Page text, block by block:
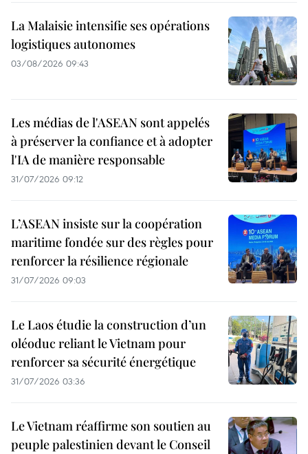
La Malaisie intensifie ses opérations
logistiques autonomes
03/08/2026 09:43
Les médias de l'ASEAN sont appelés
à préserver la confiance et à adopter
l'IA de manière responsable
31/07/2026 09:12
L’ASEAN insiste sur la coopération
maritime fondée sur des règles pour
renforcer la résilience régionale
31/07/2026 09:03
Le Laos étudie la construction d’un
oléoduc reliant le Vietnam pour
renforcer sa sécurité énergétique
31/07/2026 03:36
Le Vietnam réaffirme son soutien au
peuple palestinien devant le Conseil